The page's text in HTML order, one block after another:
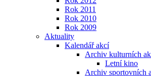
Rok 2011
Rok 2010
Rok 2009
Aktuality
Kalendář akcí
Archiv kulturních
Letní kino
Archiv sportovních